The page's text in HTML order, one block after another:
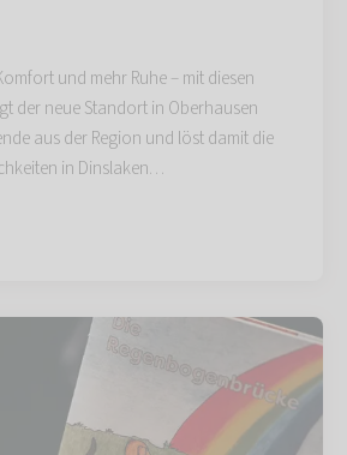
und mehr Ruhe – mit diesen
der neue Standort in Oberhausen
aus der Region und löst damit die
in Dinslaken…